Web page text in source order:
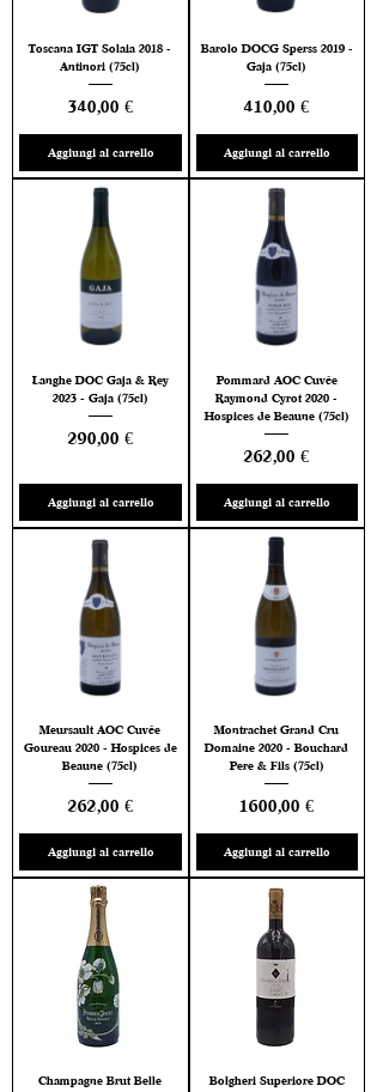
Toscana IGT Solaia 2018 -
Antinori (75cl)
Prezzo
340,00 €
Aggiungi al carrello
Barolo DOCG Sperss 2019 -
Gaja (75cl)
Prezzo
410,00 €
Aggiungi al carrello
Langhe DOC Gaja & Rey
2023 - Gaja (75cl)
Prezzo
290,00 €
Aggiungi al carrello
Pommard AOC Cuvée
Raymond Cyrot 2020 -
Hospices de Beaune (75cl)
Prezzo
262,00 €
Aggiungi al carrello
Meursault AOC Cuvée
Goureau 2020 - Hospices de
Beaune (75cl)
Prezzo
262,00 €
Aggiungi al carrello
Montrachet Grand Cru
Domaine 2020 - Bouchard
Pere & Fils (75cl)
Prezzo
1600,00 €
Aggiungi al carrello
Champagne Brut Belle
Bolgheri Superiore DOC